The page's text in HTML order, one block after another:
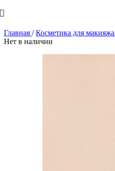
Главная / Косметика для макияжа
Нет в наличии